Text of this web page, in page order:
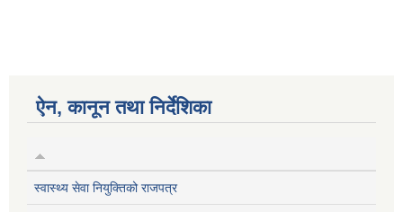
ऐन, कानून तथा निर्देशिका
स्वास्थ्य सेवा नियुक्तिको राजपत्र